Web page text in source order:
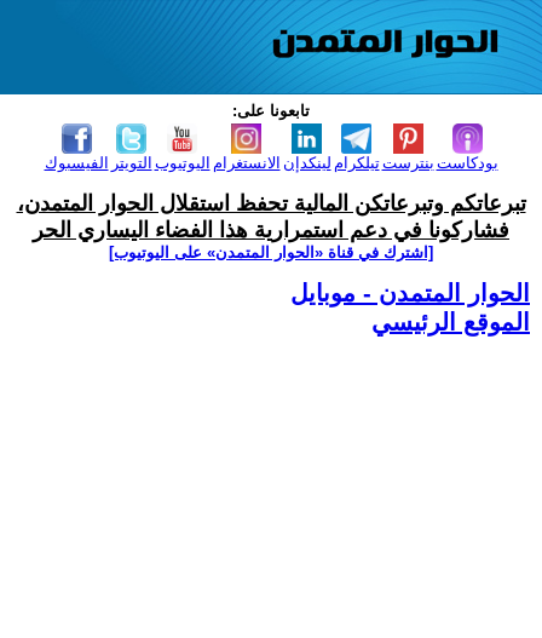
تابعونا على:
الفيسبوك التويتر اليوتيوب الانستغرام لينكدإن تيلكرامبنترست بودكاست
تبرعاتكم وتبرعاتكن المالية تحفظ استقلال الحوار المتمدن،
فشاركونا في دعم استمرارية هذا الفضاء اليساري الحر
[اشترك في قناة ‫«الحوار المتمدن» على اليوتيوب]
الحوار المتمدن - موبايل
الموقع الرئيسي